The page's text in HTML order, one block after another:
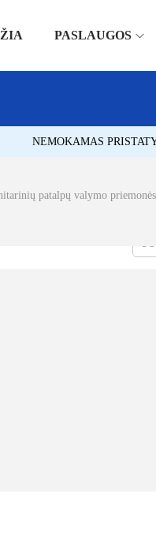
PASLAUGOS
NEMOKAMAS
patalpų valymo priemonės